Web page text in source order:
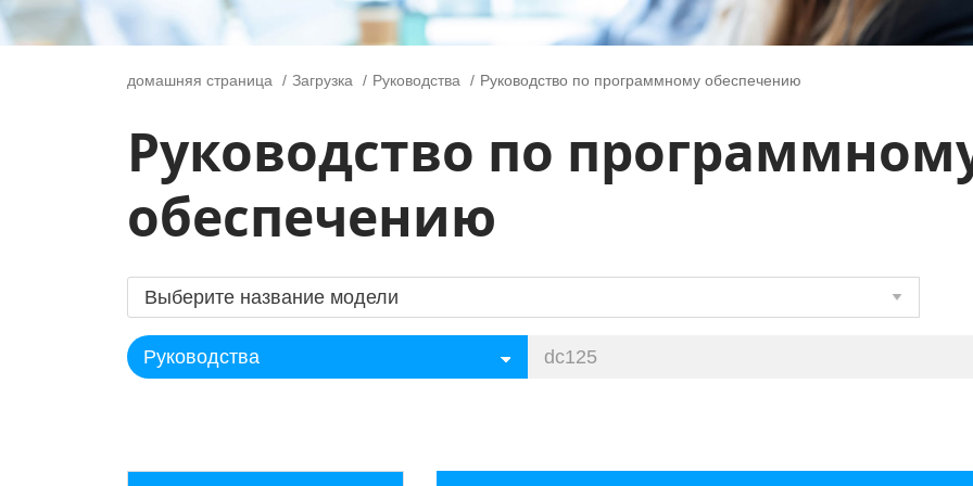
домашняя страница Загрузка Руководства Руководство по программному обеспечению
Руководство по
обеспечению